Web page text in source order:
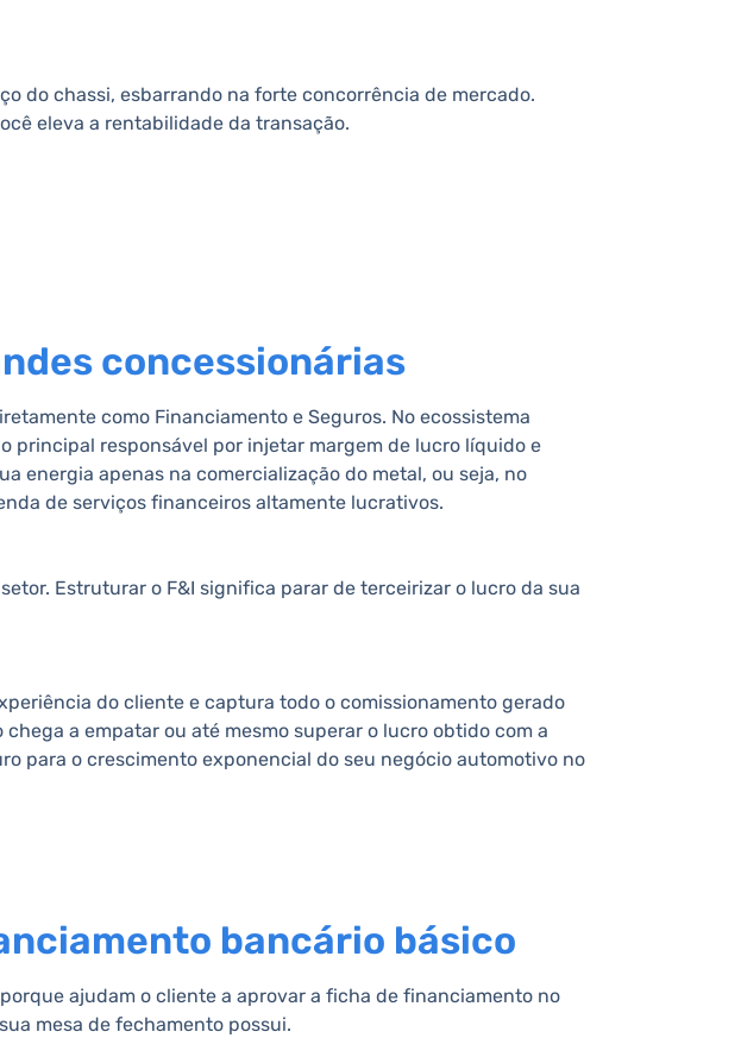
do chassi, esbarrando na forte concorrência de mercado.
eleva a rentabilidade da transação.
concessionárias
como Financiamento e Seguros. No ecossistema
principal responsável por injetar margem de lucro líquido e
energia apenas na comercialização do metal, ou seja, no
de serviços financeiros altamente lucrativos.
Estruturar o F&I significa parar de terceirizar o lucro da sua
do cliente e captura todo o comissionamento gerado
a empatar ou até mesmo superar o lucro obtido com a
para o crescimento exponencial do seu negócio automotivo no
bancário básico
ajudam o cliente a aprovar a ficha de financiamento no
mesa de fechamento possui.